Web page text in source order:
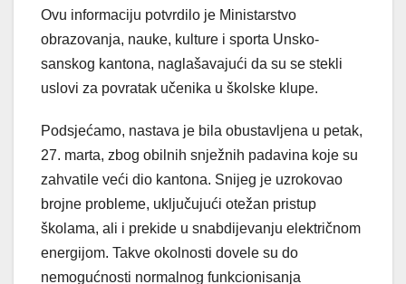
Ovu informaciju potvrdilo je Ministarstvo
obrazovanja, nauke, kulture i sporta Unsko-
sanskog kantona, naglašavajući da su se stekli
uslovi za povratak učenika u školske klupe.
Podsjećamo, nastava je bila obustavljena u petak,
27. marta, zbog obilnih snježnih padavina koje su
zahvatile veći dio kantona. Snijeg je uzrokovao
brojne probleme, uključujući otežan pristup
školama, ali i prekide u snabdijevanju električnom
energijom. Takve okolnosti dovele su do
nemogućnosti normalnog funkcionisanja